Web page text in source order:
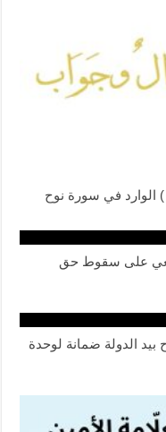
الوارد في سورة نوح
على سقوط حق
بيد الدولة ضمانة لوحدة